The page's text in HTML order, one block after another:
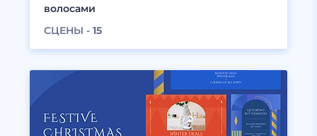
волосами
СЦЕНЫ - 15